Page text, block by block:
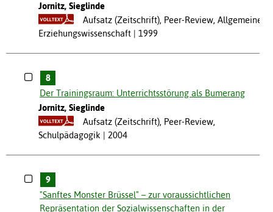
Jornitz, Sieglinde
Aufsatz (Zeitschrift), Peer-Review, Allgemeine
Erziehungswissenschaft
1999
8
Der Trainingsraum: Unterrichtsstörung als Bumerang
Jornitz, Sieglinde
Aufsatz (Zeitschrift), Peer-Review,
Schulpädagogik
2004
9
"Sanftes Monster Brüssel" – zur voraussichtlichen
Repräsentation der Sozialwissenschaften in der